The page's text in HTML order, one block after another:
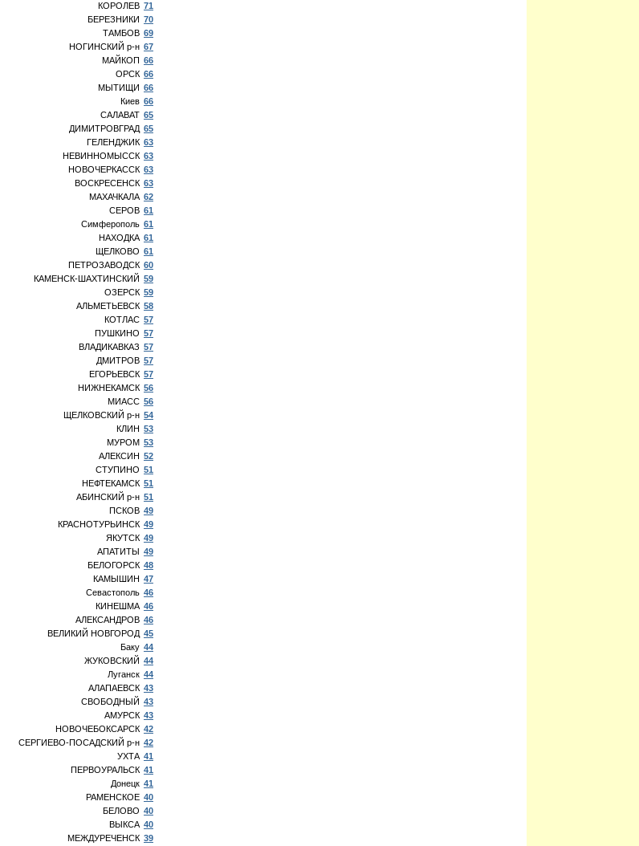
КОРОЛЕВ 71
БЕРЕЗНИКИ 70
ТАМБОВ 69
НОГИНСКИЙ р-н 67
МАЙКОП 66
ОРСК 66
МЫТИЩИ 66
Киев 66
САЛАВАТ 65
ДИМИТРОВГРАД 65
ГЕЛЕНДЖИК 63
НЕВИННОМЫССК 63
НОВОЧЕРКАССК 63
ВОСКРЕСЕНСК 63
МАХАЧКАЛА 62
СЕРОВ 61
Симферополь 61
НАХОДКА 61
ЩЕЛКОВО 61
ПЕТРОЗАВОДСК 60
КАМЕНСК-ШАХТИНСКИЙ 59
ОЗЕРСК 59
АЛЬМЕТЬЕВСК 58
КОТЛАС 57
ПУШКИНО 57
ВЛАДИКАВКАЗ 57
ДМИТРОВ 57
ЕГОРЬЕВСК 57
НИЖНЕКАМСК 56
МИАСС 56
ЩЕЛКОВСКИЙ р-н 54
КЛИН 53
МУРОМ 53
АЛЕКСИН 52
СТУПИНО 51
НЕФТЕКАМСК 51
АБИНСКИЙ р-н 51
ПСКОВ 49
КРАСНОТУРЬИНСК 49
ЯКУТСК 49
АПАТИТЫ 49
БЕЛОГОРСК 48
КАМЫШИН 47
Севастополь 46
КИНЕШМА 46
АЛЕКСАНДРОВ 46
ВЕЛИКИЙ НОВГОРОД 45
Баку 44
ЖУКОВСКИЙ 44
Луганск 44
АЛАПАЕВСК 43
СВОБОДНЫЙ 43
АМУРСК 43
НОВОЧЕБОКСАРСК 42
СЕРГИЕВО-ПОСАДСКИЙ р-н 42
УХТА 41
ПЕРВОУРАЛЬСК 41
Донецк 41
РАМЕНСКОЕ 40
БЕЛОВО 40
ВЫКСА 40
МЕЖДУРЕЧЕНСК 39